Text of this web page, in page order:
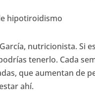
nutricionista. Si
tenerlo. Cada
que aumentan de
ahí.